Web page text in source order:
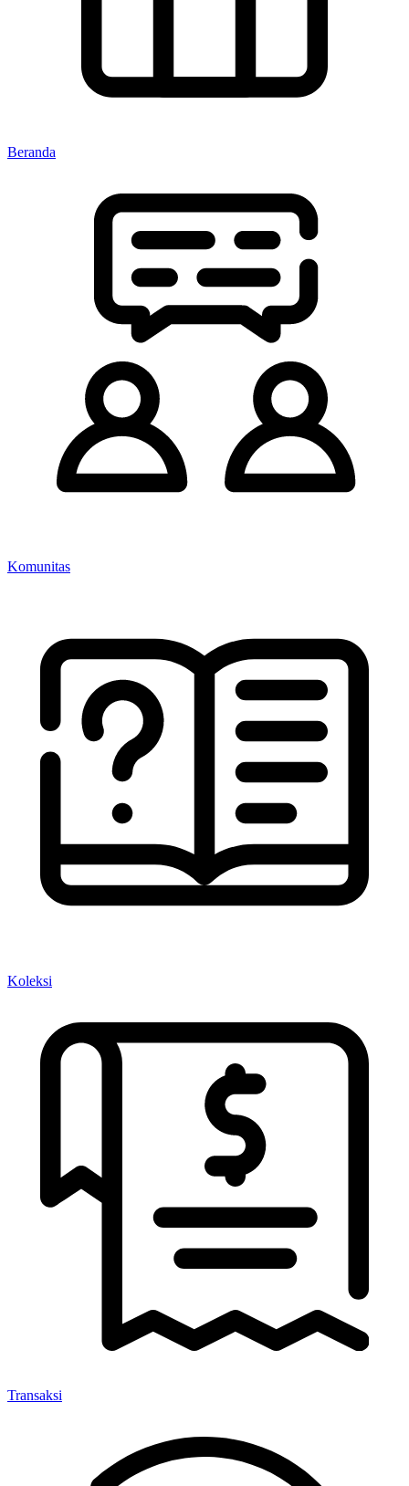
Beranda
Komunitas
Koleksi
Transaksi